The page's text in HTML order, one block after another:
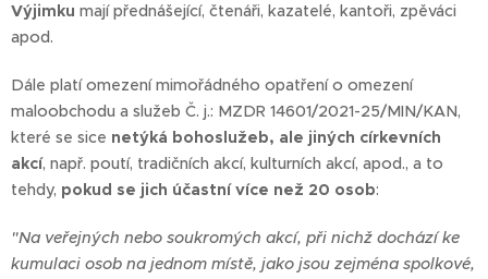
Výjimku mají přednášející, čtenáři, kazatelé, kantoři, zpěváci
apod.
Dále platí omezení mimořádného opatření o omezení
maloobchodu a služeb Č. j.: MZDR 14601/2021-25/MIN/KAN,
které se sice netýká bohoslužeb, ale jiných církevních
akcí, např. poutí, tradičních akcí, kulturních akcí, apod., a to
tehdy, pokud se jich účastní více než 20 osob:
"Na veřejných nebo soukromých akcí, při nichž dochází ke
kumulaci osob na jednom místě, jako jsou zejména spolkové,